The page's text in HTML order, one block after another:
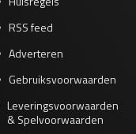
RSS feed
Adverteren
Gebruiksvoorwaarden
Leveringsvoorwaarden
& Spelvoorwaarden